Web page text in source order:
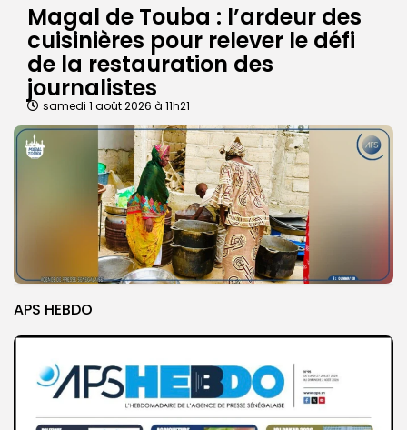
Magal de Touba : l’ardeur des
cuisinières pour relever le défi
de la restauration des
journalistes
samedi 1 août 2026 à 11h21
APS HEBDO